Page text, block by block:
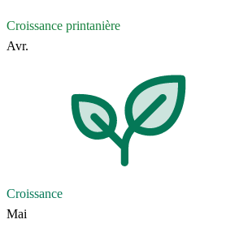
Croissance printanière
Avr.
Croissance
Mai